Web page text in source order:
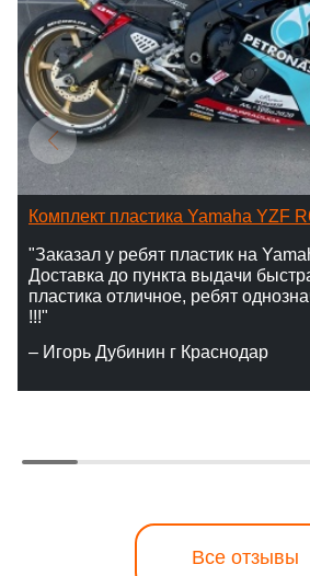
Комплект пластика Yamaha YZF
"Заказал у ребят пластик на
Доставка до пункта выдачи
пластика отличное, ребят
!!!"
– Игорь Дубинин г Краснодар
Все отзывы